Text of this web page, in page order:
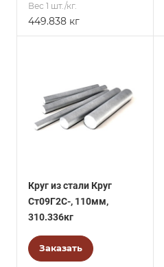
Вес 1 шт./кг.
449.838 кг
Круг из стали Круг
Ст09Г2С-, 110мм,
310.336кг
Заказать